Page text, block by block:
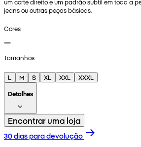
um corte direito e um padrão subtil em toda a
jeans ou outras peças básicas.
Cores
Tamanhos
L M S XL XXL
XXXL
Detalhes
Encontrar uma loja
30 dias para devolução